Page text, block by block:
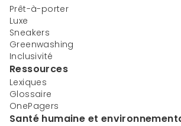
Prêt-à-porter
Luxe
Sneakers
Greenwashing
Inclusivité
Ressources
Lexiques
Glossaire
OnePagers
Santé humaine et